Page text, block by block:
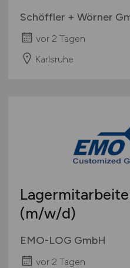
Schöffler + Wörner
vor 2 Tagen
Karlsruhe
(m/w/d)
EMO-LOG GmbH
vor 2 Tagen